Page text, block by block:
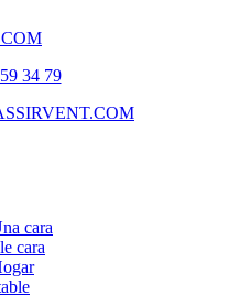
34 79
cara
cara